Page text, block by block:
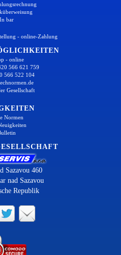
In bar
- online-Zahlung
- online
566 621 759
566 522 104
Gesellschaft
Normen
Sazavou 460
nad Sazavou
Republik